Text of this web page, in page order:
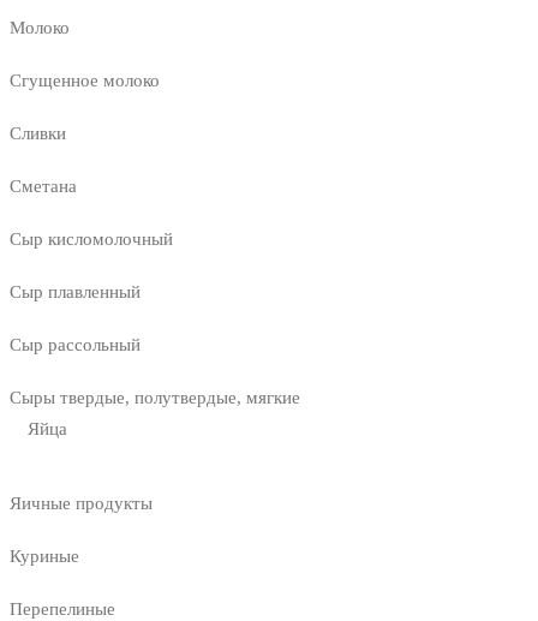
Молоко
Сгущенное молоко
Сливки
Сметана
Сыр кисломолочный
Сыр плавленный
Сыр рассольный
Сыры твердые, полутвердые, мягкие
Яйца
Яичные продукты
Куриные
Перепелиные